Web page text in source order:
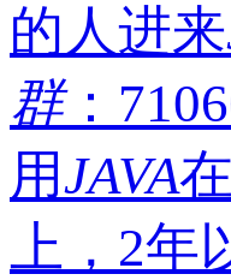
的人进来
群：
用JAVA
上，2年